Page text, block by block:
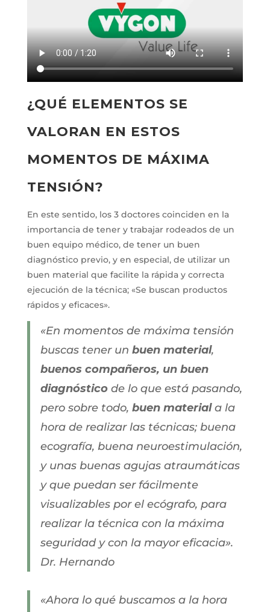
¿QUÉ ELEMENTOS SE
VALORAN EN ESTOS
MOMENTOS DE MÁXIMA
TENSIÓN?
En este sentido, los 3 doctores coinciden en la
importancia de tener y trabajar rodeados de un
buen equipo médico, de tener un buen
diagnóstico previo, y en especial, de utilizar un
buen material que facilite la rápida y correcta
ejecución de la técnica; «Se buscan productos
rápidos y eficaces».
«En momentos de máxima tensión
buscas tener unbuen material,
buenos compañeros, un buen
diagnóstico de lo que está pasando,
pero sobre todo,buen materiala la
hora de realizar las técnicas; buena
ecografía, buena neuroestimulación,
y unas buenas agujas atraumáticas
y que puedan ser fácilmente
visualizables por el ecógrafo, para
realizar la técnica con la máxima
seguridad y con la mayor eficacia».
Dr. Hernando
«Ahora lo qué buscamos a la hora